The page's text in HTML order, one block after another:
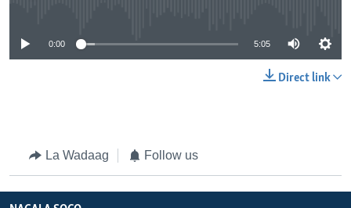
0:00 5:05
Direct link
La Wadaag Follow us